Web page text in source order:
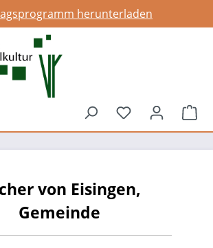
herunterladen
Du hast 0
von Eisingen,
Gemeinde